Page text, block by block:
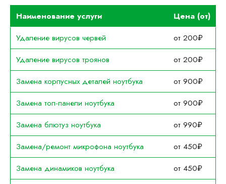
Наименование услуги
Цена (от)
Удаление вирусов червей
от 200₽
Удаление вирусов троянов
от 200₽
Замена корпусных деталей ноутбука
от 900₽
Замена топ-панели ноутбука
от 900₽
Замена блютуз ноутбука
от 990₽
Замена/ремонт микрофона ноутбука
от 450₽
Замена динамиков ноутбука
от 450₽